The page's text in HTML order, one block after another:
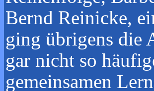
Bernd Reinicke,
ging übrigens die
gar nicht so
gemeinsamen